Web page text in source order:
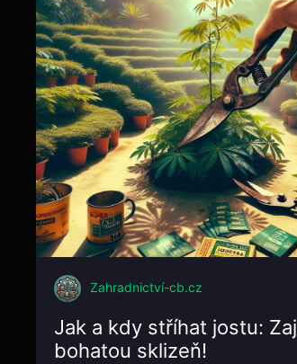
Zahradnictví-cb.cz
Jak a kdy stříhat jostu:
bohatou sklizeň!